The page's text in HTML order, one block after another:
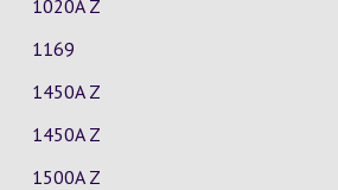
1020A Z
1169
1450A Z
1450A Z
1500A Z